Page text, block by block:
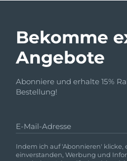
Bekomme
Angebote
Abonniere und erhalte 15%
Bestellung!
E-Mail-Adresse
Indem ich auf 'Abonnieren' klicke,
einverstanden, Werbung und